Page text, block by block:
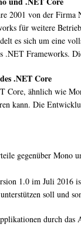
2001 von der
für weitere
es sich um eine
Frameworks.
.NET Core
Core, ähnlich wie
kann. Die
gegenüber Mono
1.0 im Juli 2016
soll und
durch